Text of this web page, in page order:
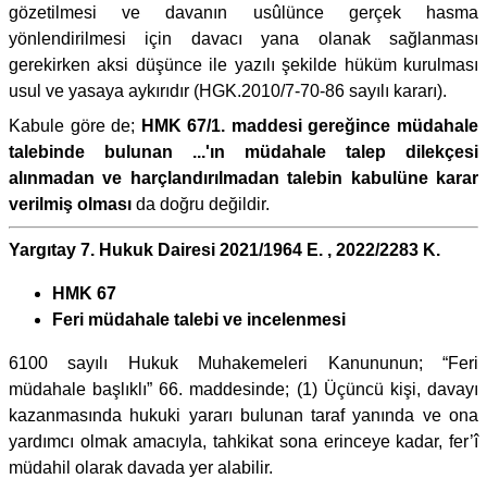
gözetilmesi ve davanın usûlünce gerçek hasma
yönlendirilmesi için davacı yana olanak sağlanması
gerekirken aksi düşünce ile yazılı şekilde hüküm kurulması
usul ve yasaya aykırıdır (HGK.2010/7-70-86 sayılı kararı).
Kabule göre de; HMK 67/1. maddesi gereğince müdahale
talebinde bulunan ...'ın müdahale talep dilekçesi
alınmadan ve harçlandırılmadan talebin kabulüne karar
verilmiş olması da doğru değildir.
Yargıtay 7. Hukuk Dairesi 2021/1964 E. , 2022/2283 K.
HMK 67
Feri müdahale talebi ve incelenmesi
6100 sayılı Hukuk Muhakemeleri Kanununun; “Feri
müdahale başlıklı” 66. maddesinde; (1) Üçüncü kişi, davayı
kazanmasında hukuki yararı bulunan taraf yanında ve ona
yardımcı olmak amacıyla, tahkikat sona erinceye kadar, fer’î
müdahil olarak davada yer alabilir.